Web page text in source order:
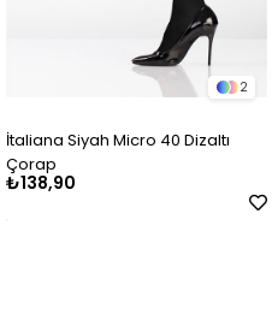
2
İtaliana Siyah Micro 40 Dizaltı
Çorap
₺138,90